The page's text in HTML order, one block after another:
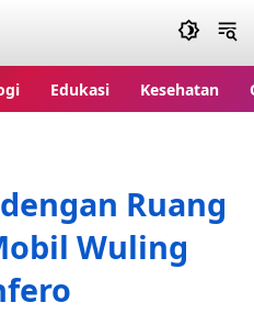
Edukasi Kesehatan
Ruang
Wuling